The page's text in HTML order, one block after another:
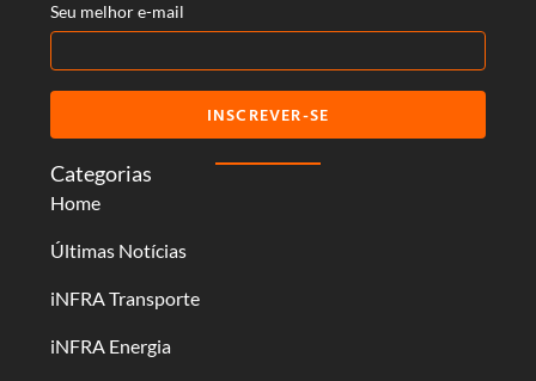
Categorias
Home
Últimas Notícias
iNFRA Transporte
iNFRA Energia
Seu melhor e-mail
INSCREVER-SE